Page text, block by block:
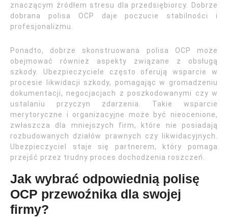
znaczącym źródłem stresu dla przedsiębiorcy. Dobrze
dobrana polisa OCP daje poczucie stabilności i
profesjonalizmu.
Ponadto, dobrze skonstruowana polisa OCP może
obejmować również aspekty związane z obsługą
szkody. Ubezpieczyciele często oferują wsparcie w
procesie likwidacji szkody, pomagając w gromadzeniu
dokumentacji, negocjacjach z poszkodowanymi czy w
ustalaniu przyczyn zdarzenia. Takie wsparcie
merytoryczne i organizacyjne może być nieocenione,
zwłaszcza dla mniejszych firm, które nie posiadają
rozbudowanych działów prawnych czy likwidacyjnych.
Ubezpieczyciel staje się partnerem, który pomaga
przejść przez trudny proces dochodzenia roszczeń.
Jak wybrać odpowiednią polisę
OCP przewoźnika dla swojej
firmy?